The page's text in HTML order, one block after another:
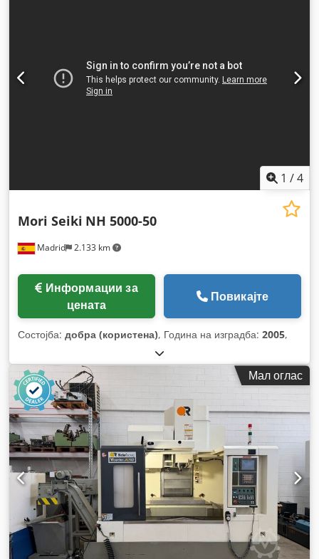
1 /4
Madrid 2.133 km
Mori Seiki NH 5000-50
цената
Повикајте
Состојба: добра (користена), Година на изградба: 2005,
Мал оглас